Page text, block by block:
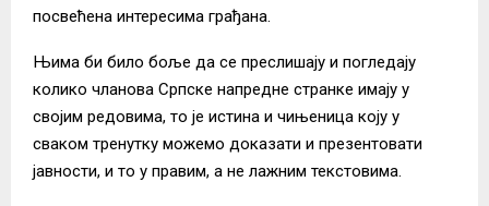
посвећена интересима грађана.
Њима би било боље да се преслишају и погледају
колико чланова Српске напредне странке имају у
својим редовима, то је истина и чињеница коју у
сваком тренутку можемо доказати и презентовати
јавности, и то у правим, а не лажним текстовима.